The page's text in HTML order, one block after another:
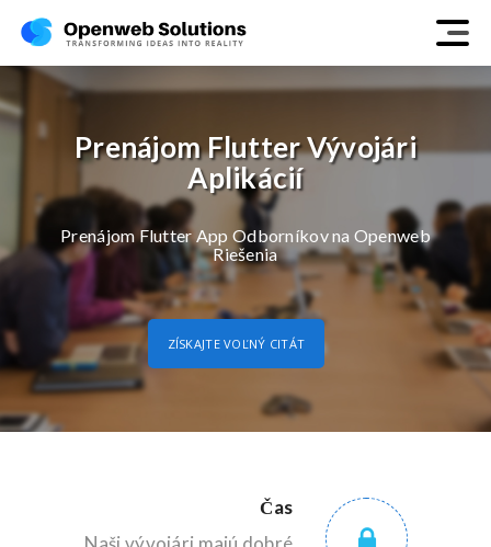
Prenájom Flutter Vývojári
Aplikácií
Prenájom Flutter App Odborníkov na Openweb
Riešenia
ZÍSKAJTE VOĽNÝ CITÁT
Čas